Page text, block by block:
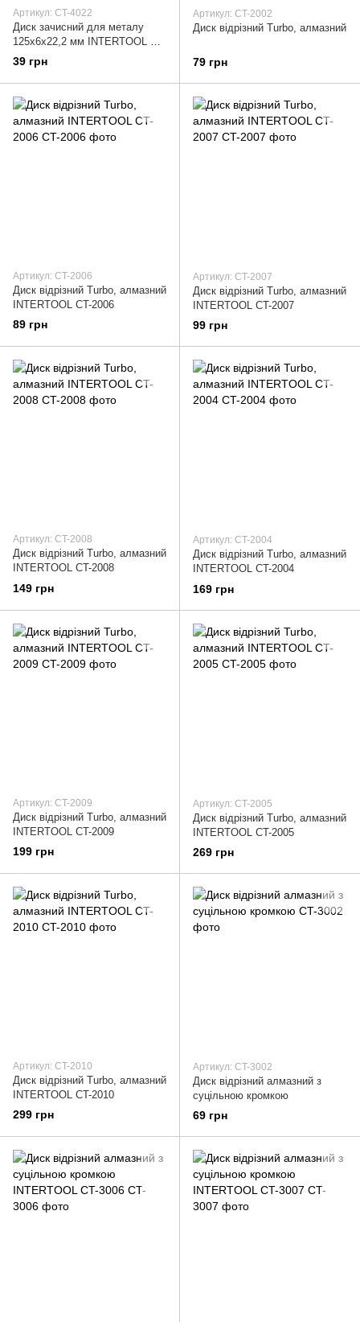
Артикул: CT-4022
Диск зачисний для металу
125x6x22,2 мм INTERTOOL CT-
4022
39 грн
Артикул: CT-2002
Диск відрізний Turbo, алмазний
79 грн
Артикул: CT-2006
Диск відрізний Turbo, алмазний
INTERTOOL CT-2006
89 грн
Артикул: CT-2007
Диск відрізний Turbo, алмазний
INTERTOOL CT-2007
99 грн
Артикул: CT-2008
Диск відрізний Turbo, алмазний
INTERTOOL CT-2008
149 грн
Артикул: CT-2004
Диск відрізний Turbo, алмазний
INTERTOOL CT-2004
169 грн
Артикул: CT-2009
Диск відрізний Turbo, алмазний
INTERTOOL CT-2009
199 грн
Артикул: CT-2005
Диск відрізний Turbo, алмазний
INTERTOOL CT-2005
269 грн
Артикул: CT-2010
Диск відрізний Turbo, алмазний
INTERTOOL CT-2010
299 грн
Артикул: CT-3002
Диск відрізний алмазний з
суцільною кромкою
69 грн